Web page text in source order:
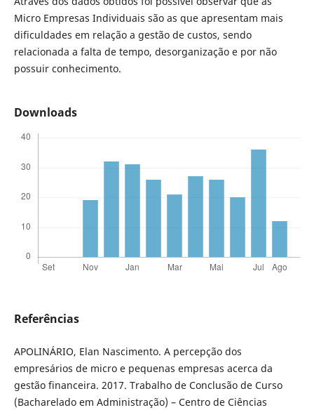
Micro Empresas Individuais são as que apresentam mais
dificuldades em relação a gestão de custos, sendo
relacionada a falta de tempo, desorganização e por não
possuir conhecimento.
Downloads
Referências
APOLINÁRIO, Elan Nascimento. A percepção dos
empresários de micro e pequenas empresas acerca da
gestão financeira. 2017. Trabalho de Conclusão de Curso
(Bacharelado em Administração) – Centro de Ciências